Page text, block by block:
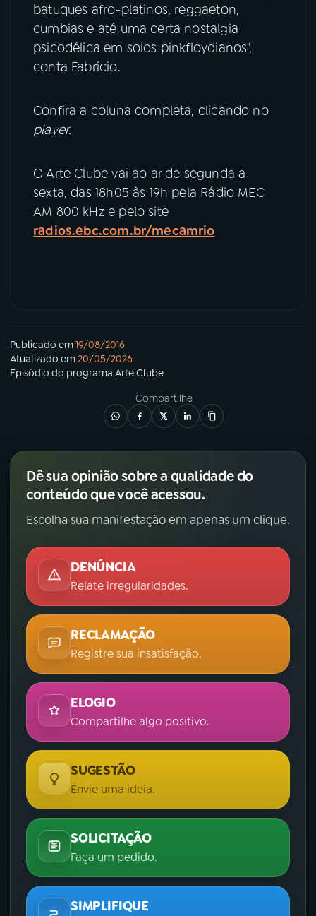
ACOMPANHE A RÁDIO MEC
YouTube Facebook
batuques afro-platinos, reggaeton,
cumbias e até uma certa nostalgia
psicodélica em solos pinkfloydianos",
conta Fabrício.
Confira a coluna completa, clicando no
player.
O Arte Clube vai ao ar de segunda a
sexta, das 18h05 às 19h pela Rádio MEC
AM 800 kHz e pelo site
radios.ebc.com.br/mecamrio
Publicado em19/08/2016
Atualizado em20/05/2026
Episódio do programa Arte Clube
Compartilhe
Dê sua opinião sobre a qualidade do
conteúdo que você acessou.
Escolha sua manifestação em apenas um clique.
DENÚNCIA
Relate irregularidades.
RECLAMAÇÃO
Registre sua insatisfação.
ELOGIO
Compartilhe algo positivo.
SUGESTÃO
Envie uma ideia.
SOLICITAÇÃO
Faça um pedido.
SIMPLIFIQUE